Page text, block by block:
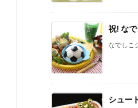
祝! な
なでしこ
シュー